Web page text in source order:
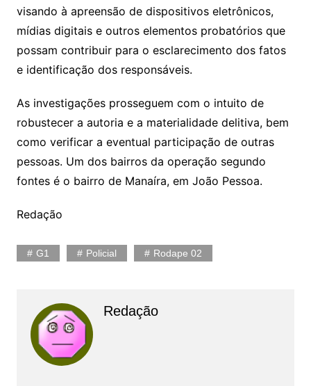
visando à apreensão de dispositivos eletrônicos,
mídias digitais e outros elementos probatórios que
possam contribuir para o esclarecimento dos fatos
e identificação dos responsáveis.
As investigações prosseguem com o intuito de
robustecer a autoria e a materialidade delitiva, bem
como verificar a eventual participação de outras
pessoas. Um dos bairros da operação segundo
fontes é o bairro de Manaíra, em João Pessoa.
Redação
G1 Policial Rodape 02
Redação